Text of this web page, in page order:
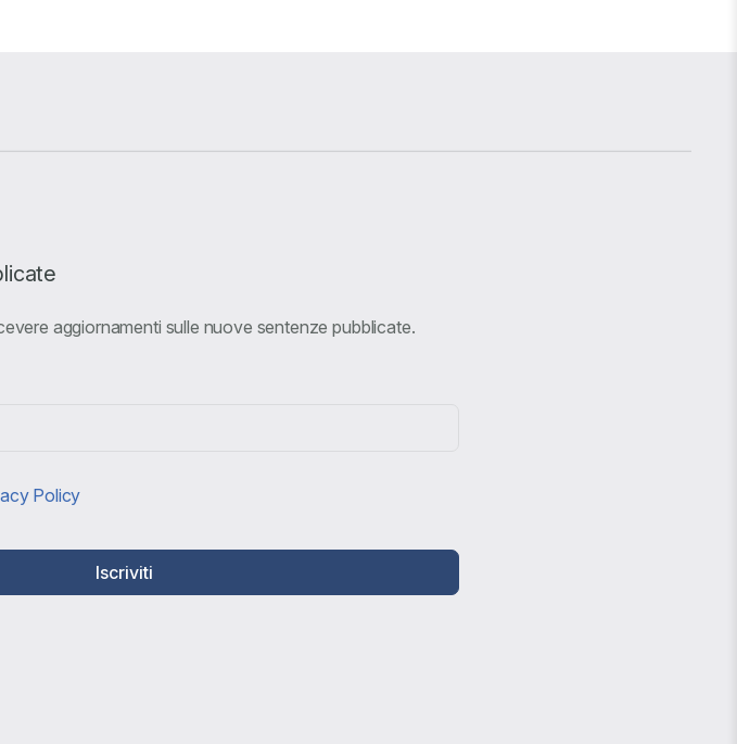
aggiornamenti sulle nuove sentenze pubblicate.
Policy
Iscriviti